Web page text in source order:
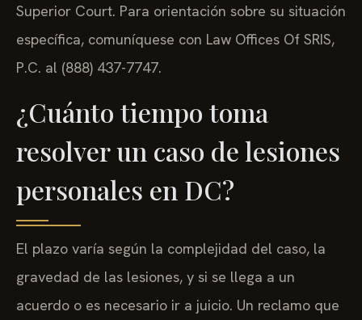
Superior Court. Para orientación sobre su situación
específica, comuníquese con Law Offices Of SRIS,
P.C. al (888) 437-7747.
¿Cuánto tiempo toma
resolver un caso de lesiones
personales en DC?
El plazo varía según la complejidad del caso, la
gravedad de las lesiones, y si se llega a un
acuerdo o es necesario ir a juicio. Un reclamo que